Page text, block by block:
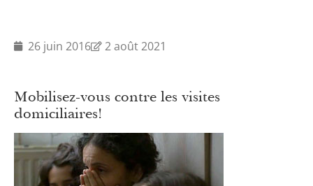
26 juin 2016 2 août 2021
Mobilisez-vous contre les visites
domiciliaires!